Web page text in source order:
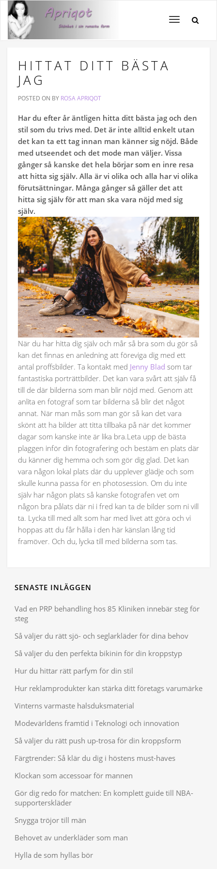
Toggle
HITTAT DITT BÄSTA
JAG
POSTED ON BY ROSA APRIQOT
Har du efter år äntligen hitta ditt bästa jag och den
stil som du trivs med. Det är inte alltid enkelt utan
det kan ta ett tag innan man känner sig nöjd. Både
med utseendet och det mode man väljer. Vissa
gånger så kanske det hela börjar som en inre resa
att hitta sig själv. Alla är vi olika och alla har vi olika
förutsättningar. Många gånger så gäller det att
hitta sig själv för att man ska vara nöjd med sig
själv.
När du har hitta dig själv och mår så bra som du gör så
kan det finnas en anledning att föreviga dig med ett
antal proffsbilder. Ta kontakt med Jenny Blad som tar
fantastiska porträttbilder. Det kan vara svårt att själv få
till de där bilderna som man blir nöjd med. Genom att
anlita en fotograf som tar bilderna så blir det något
annat. När man mås som man gör så kan det vara
skönt att ha bilder att titta tillbaka på när det kommer
dagar som kanske inte är lika bra.Leta upp de bästa
plaggen inför din fotografering och bestäm en plats där
du känner dig hemma och som gör dig glad. Det kan
vara någon lokal plats där du upplever glädje och som
skulle kunna passa för en photosession. Om du inte
själv har någon plats så kanske fotografen vet om
någon bra pålats där ni i fred kan ta de bilder som ni vill
ta. Lycka till med allt som har med livet att göra och vi
hoppas att du får hålla i den här känslan lång tid
framöver. Och du, lycka till med bilderna som tas.
SENASTE INLÄGGEN
Vad en PRP behandling hos 85 Kliniken innebär steg för
steg
Så väljer du rätt sjö- och seglarkläder för dina behov
Så väljer du den perfekta bikinin för din kroppstyp
Hur du hittar rätt parfym för din stil
Hur reklamprodukter kan stärka ditt företags varumärke
Vinterns varmaste halsduksmaterial
Modevärldens framtid i Teknologi och innovation
Så väljer du rätt push up-trosa för din kroppsform
Färgtrender: Så klär du dig i höstens must-haves
Klockan som accessoar för mannen
Gör dig redo för matchen: En komplett guide till NBA-
supporterskläder
Snygga tröjor till män
Behovet av underkläder som man
Hylla de som hyllas bör